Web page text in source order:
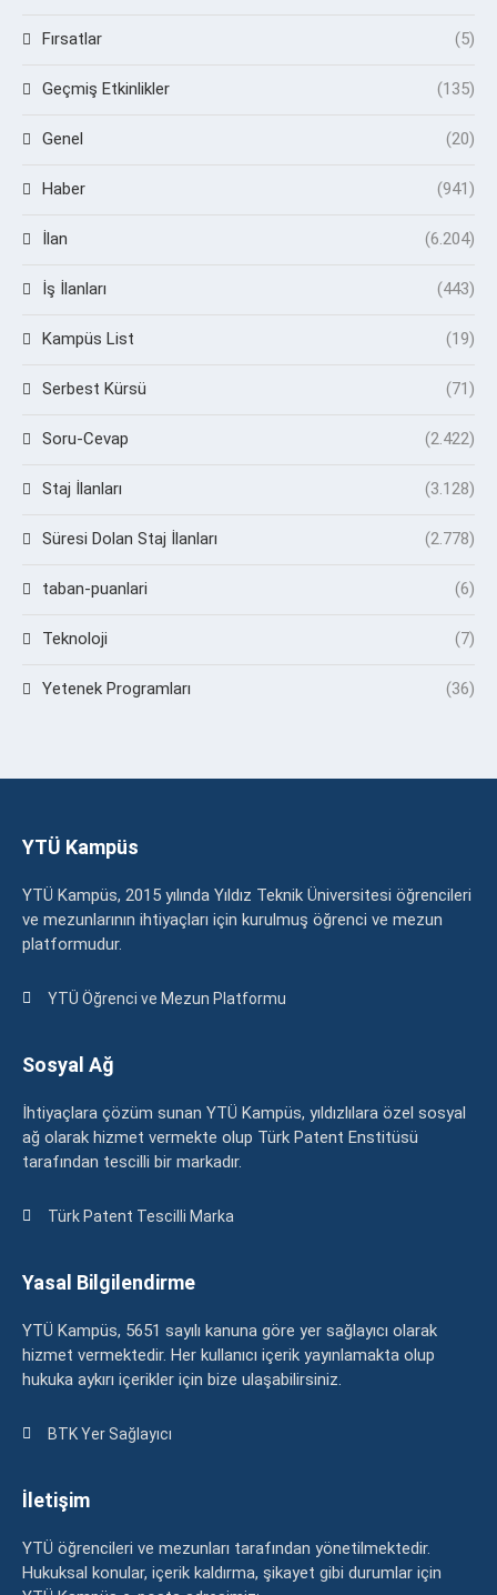
Fırsatlar (5)
Geçmiş Etkinlikler (135)
Genel (20)
Haber (941)
İlan (6.204)
İş İlanları (443)
Kampüs List (19)
Serbest Kürsü (71)
Soru-Cevap (2.422)
Staj İlanları (3.128)
Süresi Dolan Staj İlanları (2.778)
taban-puanlari (6)
Teknoloji (7)
Yetenek Programları (36)
YTÜ Kampüs
YTÜ Kampüs, 2015 yılında Yıldız Teknik Üniversitesi öğrencileri
ve mezunlarının ihtiyaçları için kurulmuş öğrenci ve mezun
platformudur.
YTÜ Öğrenci ve Mezun Platformu
Sosyal Ağ
İhtiyaçlara çözüm sunan YTÜ Kampüs, yıldızlılara özel sosyal
ağ olarak hizmet vermekte olup Türk Patent Enstitüsü
tarafından tescilli bir markadır.
Türk Patent Tescilli Marka
Yasal Bilgilendirme
YTÜ Kampüs, 5651 sayılı kanuna göre yer sağlayıcı olarak
hizmet vermektedir. Her kullanıcı içerik yayınlamakta olup
hukuka aykırı içerikler için bize ulaşabilirsiniz.
BTK Yer Sağlayıcı
İletişim
YTÜ öğrencileri ve mezunları tarafından yönetilmektedir.
Hukuksal konular, içerik kaldırma, şikayet gibi durumlar için